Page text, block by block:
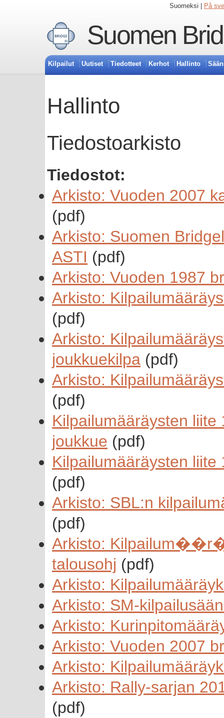
Suomeksi | På
Suomen
Kilpailut Uutiset Tiedotteet Kerhot Hallinto
Hallinto
Tiedostoarkisto
Tiedostot:
Arkisto: Vuoden 2007
(pdf)
Arkisto: Suomen
ASTI (pdf)
Arkisto: Vuoden 1987
Arkisto:
(pdf)
Arkisto:
joukkuekilpa (pdf)
Arkisto:
(pdf)
Kilpailumääräysten
joukkue (pdf)
Kilpailumääräysten
(pdf)
Arkisto: SBL:n
(pdf)
Arkisto:
talousohj (pdf)
Arkisto:
Arkisto: SM-
Arkisto:
Arkisto: Vuoden 2007
Arkisto:
Arkisto: Rally-sarjan
(pdf)